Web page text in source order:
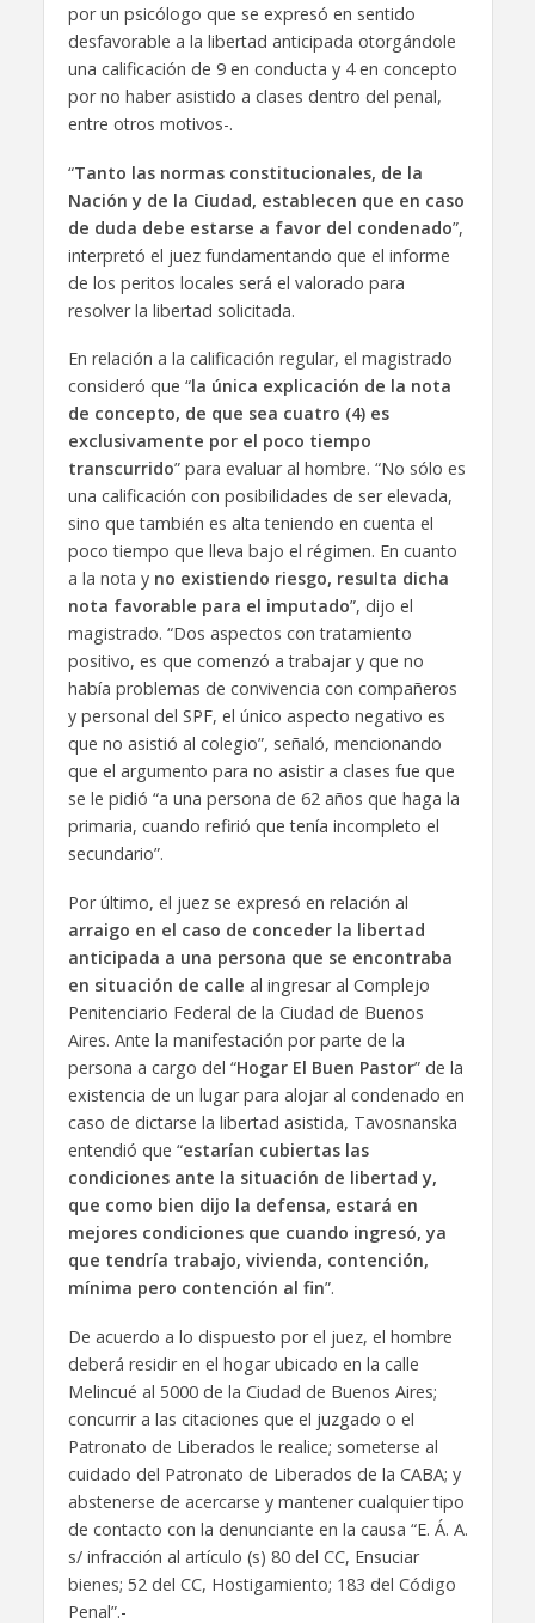
por un psicólogo que se expresó en sentido
desfavorable a la libertad anticipada otorgándole
una calificación de 9 en conducta y 4 en concepto
por no haber asistido a clases dentro del penal,
entre otros motivos-.
“Tanto las normas constitucionales, de la
Nación y de la Ciudad, establecen que en caso
de duda debe estarse a favor del condenado”,
interpretó el juez fundamentando que el informe
de los peritos locales será el valorado para
resolver la libertad solicitada.
En relación a la calificación regular, el magistrado
consideró que “la única explicación de la nota
de concepto, de que sea cuatro (4) es
exclusivamente por el poco tiempo
transcurrido” para evaluar al hombre. “No sólo es
una calificación con posibilidades de ser elevada,
sino que también es alta teniendo en cuenta el
poco tiempo que lleva bajo el régimen. En cuanto
a la nota y no existiendo riesgo, resulta dicha
nota favorable para el imputado”, dijo el
magistrado. “Dos aspectos con tratamiento
positivo, es que comenzó a trabajar y que no
había problemas de convivencia con compañeros
y personal del SPF, el único aspecto negativo es
que no asistió al colegio”, señaló, mencionando
que el argumento para no asistir a clases fue que
se le pidió “a una persona de 62 años que haga la
primaria, cuando refirió que tenía incompleto el
secundario”.
Por último, el juez se expresó en relación al
arraigo en el caso de conceder la libertad
anticipada a una persona que se encontraba
en situación de calle al ingresar al Complejo
Penitenciario Federal de la Ciudad de Buenos
Aires. Ante la manifestación por parte de la
persona a cargo del “Hogar El Buen Pastor” de la
existencia de un lugar para alojar al condenado en
caso de dictarse la libertad asistida, Tavosnanska
entendió que “estarían cubiertas las
condiciones ante la situación de libertad y,
que como bien dijo la defensa, estará en
mejores condiciones que cuando ingresó, ya
que tendría trabajo, vivienda, contención,
mínima pero contención al fin”.
De acuerdo a lo dispuesto por el juez, el hombre
deberá residir en el hogar ubicado en la calle
Melincué al 5000 de la Ciudad de Buenos Aires;
concurrir a las citaciones que el juzgado o el
Patronato de Liberados le realice; someterse al
cuidado del Patronato de Liberados de la CABA; y
abstenerse de acercarse y mantener cualquier tipo
de contacto con la denunciante en la causa “E. Á. A.
s/ infracción al artículo (s) 80 del CC, Ensuciar
bienes; 52 del CC, Hostigamiento; 183 del Código
Penal”.-